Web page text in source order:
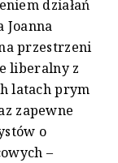
działań
Joanna
przestrzeni
liberalny z
latach prym
zapewne
o
–